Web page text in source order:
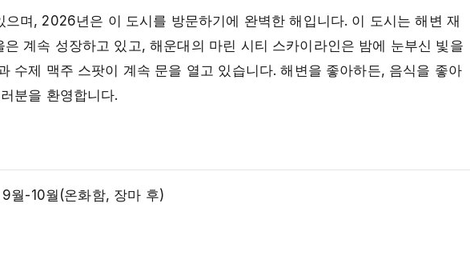
며, 2026년은 이 도시를 방문하기에 완벽한 해입니다. 이 도시는 해변 재
계속 성장하고 있고, 해운대의 마린 시티 스카이라인은 밤에 눈부신 빛을
수제 맥주 스팟이 계속 문을 열고 있습니다. 해변을 좋아하든, 음식을 좋아
분을 환영합니다.
월-10월(온화함, 장마 후)